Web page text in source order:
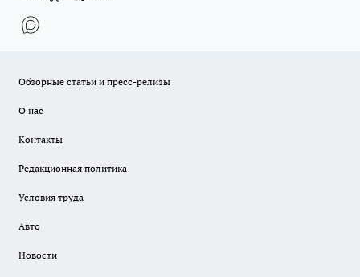
Обзорные статьи и пресс-релизы
О нас
Контакты
Редакционная политика
Условия труда
Авто
Новости